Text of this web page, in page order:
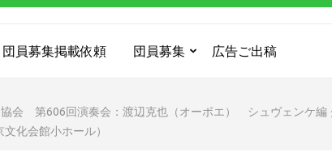
団員募集掲載依頼 団員募集 広告ご出稿
協会 第606回演奏会：渡辺克也（オーボエ） シュヴェンケ編
化会館小ホール）